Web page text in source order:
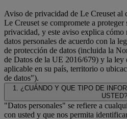
Aviso de privacidad de Le Creuset al
Le Creuset se compromete a proteger
privacidad, y este aviso explica cómo
datos personales de acuerdo con la
de protección de datos (incluida la
de Datos de la UE 2016/679) y la ley
aplicable en su país, territorio o
de datos").
1. ¿CUÁNDO Y QUE TIPO DE
USTED?
"Datos personales" se refiere a
con usted y que nos permita